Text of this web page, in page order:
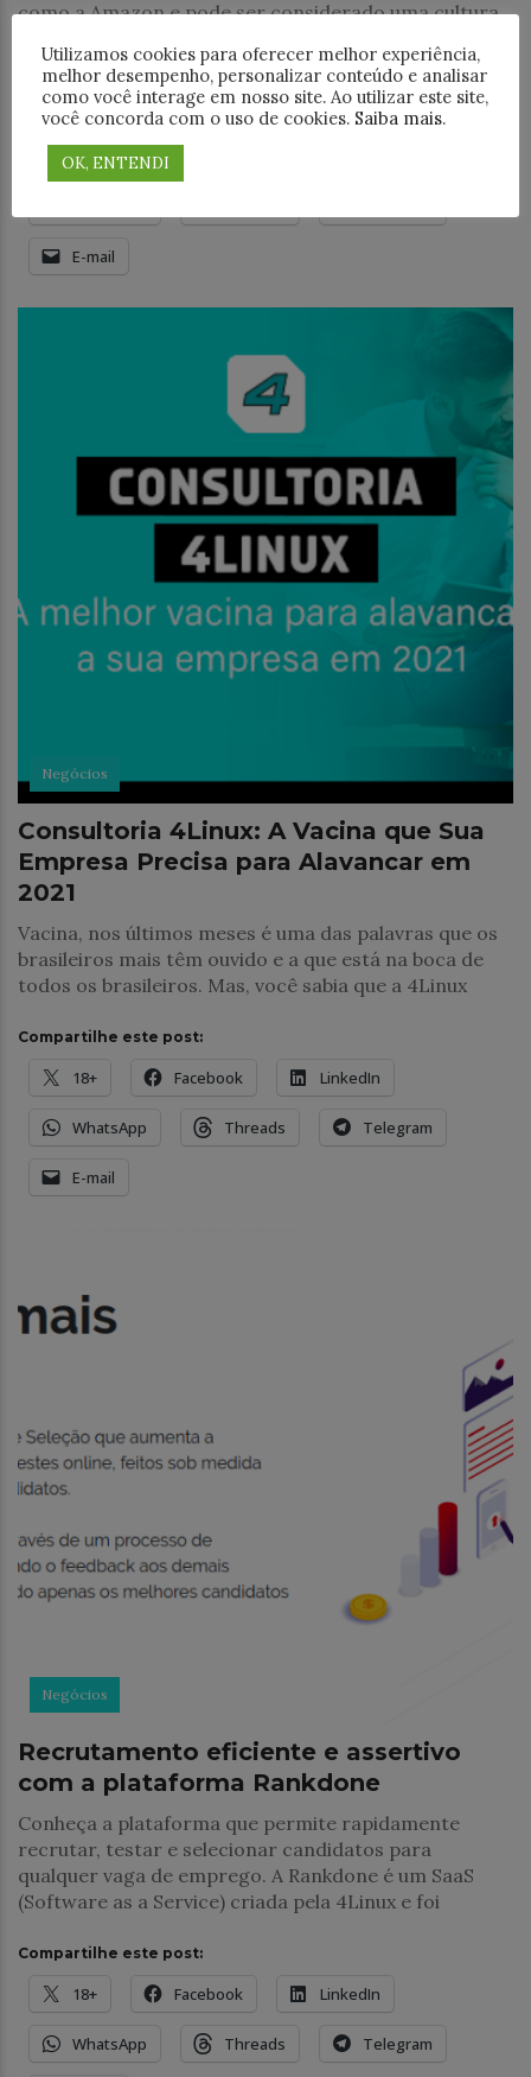
como a Amazon e pode ser considerado uma cultura
tradicionais, gera valor mais rápido aos negócios
Compartilhe este post:
18+
E-mail
Negócios
Consultoria 4Linux: A Vacina que Sua
Empresa Precisa para Alavancar em
2021
Vacina, nos últimos meses é uma das palavras que os
brasileiros mais têm ouvido e a que está na boca de
todos os brasileiros. Mas, você sabia que a 4Linux
Compartilhe este post:
18+ Facebook LinkedIn
WhatsApp Threads Telegram
E-mail
Negócios
Recrutamento eficiente e assertivo
com a plataforma Rankdone
Conheça a plataforma que permite rapidamente
recrutar, testar e selecionar candidatos para
qualquer vaga de emprego. A Rankdone é um SaaS
(Software as a Service) criada pela 4Linux e foi
Compartilhe este post:
18+ Facebook LinkedIn
WhatsApp Threads Telegram
Utilizamos cookies para oferecer melhor experiência,
melhor desempenho, personalizar conteúdo e analisar
como você interage em nosso site. Ao utilizar este site,
você concorda com o uso de cookies. Saiba mais.
OK, ENTENDI